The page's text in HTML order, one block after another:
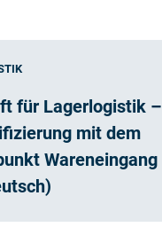
für Lagerlogistik –
mit dem
Wareneingang